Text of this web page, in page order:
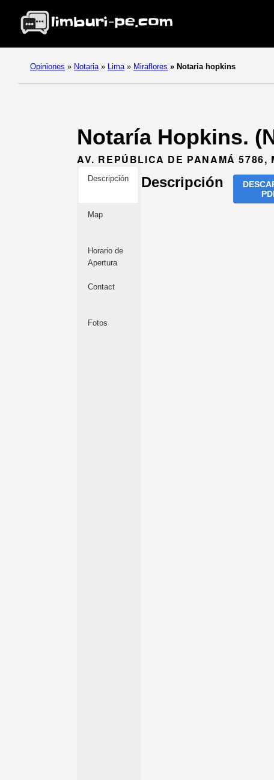
Opiniones » Notaria » Lima » Miraflores » Notaria hopkins
Notaría Hopkins.
AV. REPÚBLICA DE PANAMÁ 5786,
Descripción
Map
Horario de
Apertura
Contact
Fotos
Descripción